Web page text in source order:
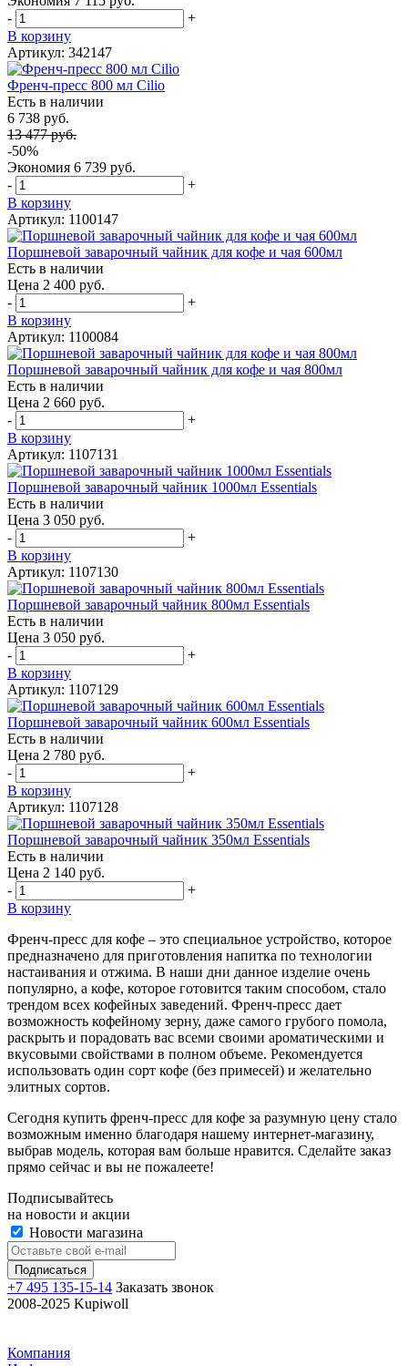
-
+
В корзину
Артикул: 342147
Френч-пресс 800 мл Cilio
Есть в наличии
6 738 руб.
13 477 руб.
-50%
Экономия 6 739 руб.
-
+
В корзину
Артикул: 1100147
Поршневой заварочный чайник для кофе и чая 600мл
Есть в наличии
Цена 2 400 руб.
-
+
В корзину
Артикул: 1100084
Поршневой заварочный чайник для кофе и чая 800мл
Есть в наличии
Цена 2 660 руб.
-
+
В корзину
Артикул: 1107131
Поршневой заварочный чайник 1000мл Essentials
Есть в наличии
Цена 3 050 руб.
-
+
В корзину
Артикул: 1107130
Поршневой заварочный чайник 800мл Essentials
Есть в наличии
Цена 3 050 руб.
-
+
В корзину
Артикул: 1107129
Поршневой заварочный чайник 600мл Essentials
Есть в наличии
Цена 2 780 руб.
-
+
В корзину
Артикул: 1107128
Поршневой заварочный чайник 350мл Essentials
Есть в наличии
Цена 2 140 руб.
-
+
В корзину
Френч-пресс для кофе – это специальное устройство, которое
предназначено для приготовления напитка по технологии
настаивания и отжима. В наши дни данное изделие очень
популярно, а кофе, которое готовится таким способом, стало
трендом всех кофейных заведений. Френч-пресс дает
возможность кофейному зерну, даже самого грубого помола,
раскрыть и порадовать вас всеми своими ароматическими и
вкусовыми свойствами в полном объеме. Рекомендуется
использовать один сорт кофе (без примесей) и желательно
элитных сортов.
Сегодня купить френч-пресс для кофе за разумную цену стало
возможным именно благодаря нашему интернет-магазину,
выбрав модель, которая вам больше нравится. Сделайте заказ
прямо сейчас и вы не пожалеете!
Подписывайтесь
на новости и акции
Новости магазина
+7 495 135-15-14 Заказать звонок
2008-2025 Kupiwoll
Компания